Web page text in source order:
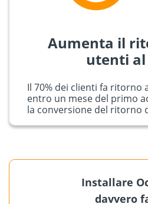
Aumenta il
utenti al
Il 70% dei clienti fa ritorno
entro un mese del primo
la conversione del ritorno
Installare
davvero